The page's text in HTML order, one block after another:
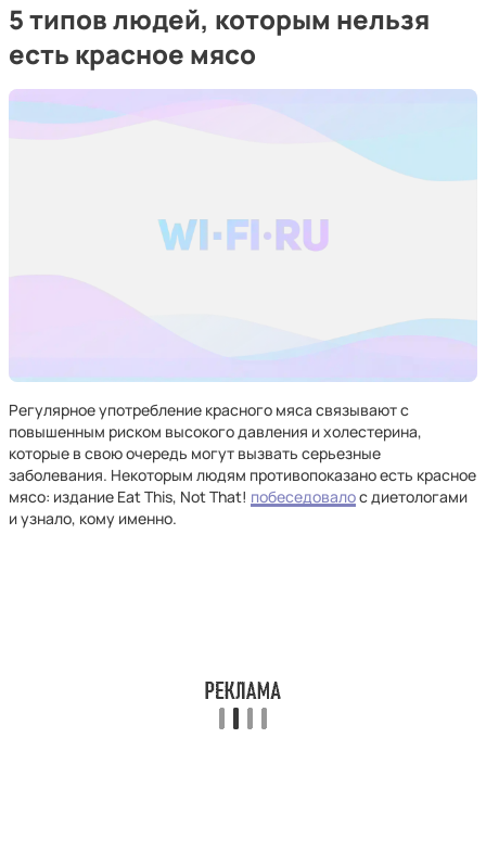
5 типов людей, которым нельзя
есть красное мясо
Регулярное употребление красного мяса связывают с
повышенным риском высокого давления и холестерина,
которые в свою очередь могут вызвать серьезные
заболевания. Некоторым людям противопоказано есть красное
мясо: издание Eat This, Not That! побеседовалос диетологами
и узнало, кому именно.